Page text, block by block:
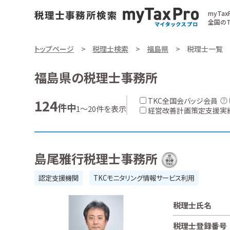
全国の
トップページ 税理士検索 福島県 税理士一覧
福島県の税理士事務所
124件中1～20件を表示
TKC全国会バッジ会員
経営改善計画策定支援実
島尾雅行税理士事務所
認定支援機関 TKCモニタリング情報サービス利用
税理士氏名
税理士登録番号